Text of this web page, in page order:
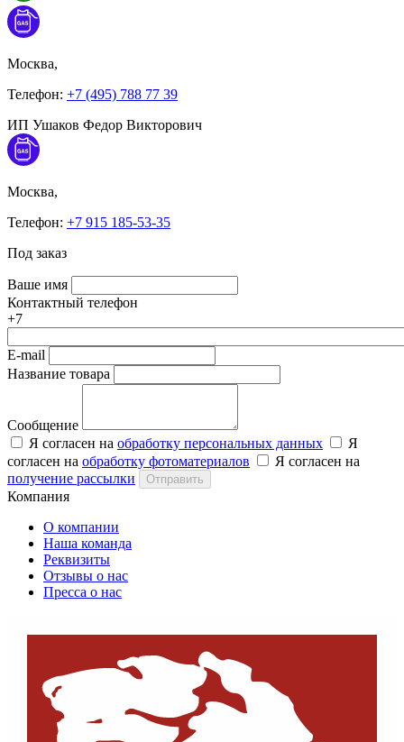
Москва,
Телефон: +7 (495) 788 77 39
ИП Ушаков Федор Викторович
Москва,
Телефон: +7 915 185-53-35
Под заказ
Ваше имя
Контактный телефон
+7
E-mail
Название товара
Сообщение
Я согласен на обработку персональных данных
Я
согласен на обработку фотоматериалов
Я согласен на
получение рассылки
Отправить
Компания
О компании
Наша команда
Реквизиты
Отзывы о нас
Пресса о нас